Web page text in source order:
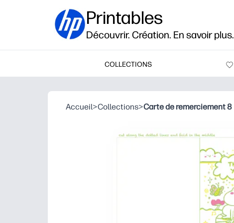
Printables
Découvrir. Création. En savoir plus.
COLLECTIONS
Accueil>Collections>Carte de remerciement 8